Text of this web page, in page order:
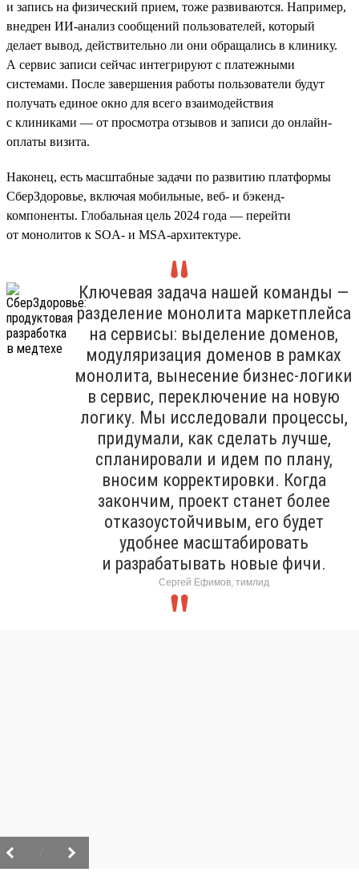
и запись на физический прием, тоже развиваются. Например,
внедрен ИИ-анализ сообщений пользователей, который
делает вывод, действительно ли они обращались в клинику.
А сервис записи сейчас интегрируют с платежными
системами. После завершения работы пользователи будут
получать единое окно для всего взаимодействия
с клиниками — от просмотра отзывов и записи до онлайн-
оплаты визита.
Наконец, есть масштабные задачи по развитию платформы
СберЗдоровье, включая мобильные, веб- и бэкенд-
компоненты. Глобальная цель 2024 года — перейти
от монолитов к SOA- и MSA-архитектуре.
Ключевая задача нашей команды —
разделение монолита маркетплейса
на сервисы: выделение доменов,
модуляризация доменов в рамках
монолита, вынесение бизнес-логики
в сервис, переключение на новую
логику. Мы исследовали процессы,
придумали, как сделать лучше,
спланировали и идем по плану,
вносим корректировки. Когда
закончим, проект станет более
отказоустойчивым, его будет
удобнее масштабировать
и разрабатывать новые фичи.
Сергей Ефимов, тимлид